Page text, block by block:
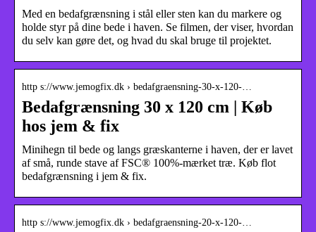
Med en bedafgrænsning i stål eller sten kan du markere og
holde styr på dine bede i haven. Se filmen, der viser, hvordan
du selv kan gøre det, og hvad du skal bruge til projektet.
http s://www.jemogfix.dk › bedafgraensning-30-x-120-…
Bedafgrænsning 30 x 120 cm | Køb
hos jem & fix
Minihegn til bede og langs græskanterne i haven, der er lavet
af små, runde stave af FSC® 100%-mærket træ. Køb flot
bedafgrænsning i jem & fix.
http s://www.jemogfix.dk › bedafgraensning-20-x-120-…